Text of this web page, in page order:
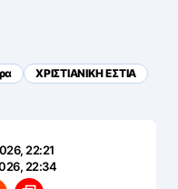
ΧΡΙΣΤΙΑΝΙΚΗ ΕΣΤΙΑ
22:21
22:34